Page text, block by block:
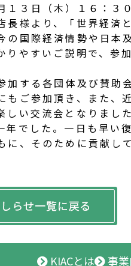
３日（木）１６：３
様より、「世界経済
の国際経済情勢や日本
やすいご説明で、参
する各団体及び賛助
ご参加頂き、また、
い交流会となりました
でした。一日も早い
、そのために貢献し
KIACとは 事